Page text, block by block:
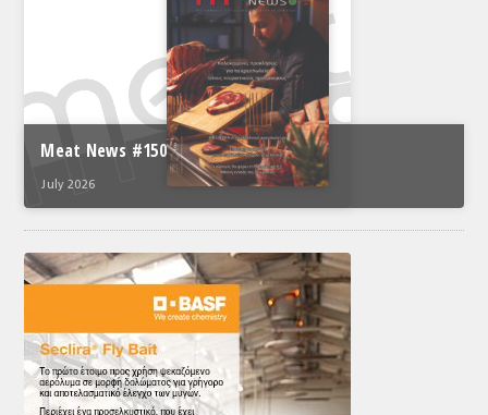
Meat News #150
July 2026